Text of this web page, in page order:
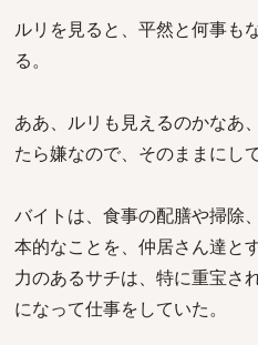
ルリを見ると、平然と何事も
る。
ああ、ルリも見えるのかなあ
たら嫌なので、そのままにし
バイトは、食事の配膳や掃除
本的なことを、仲居さん達と
力のあるサチは、特に重宝さ
になって仕事をしていた。